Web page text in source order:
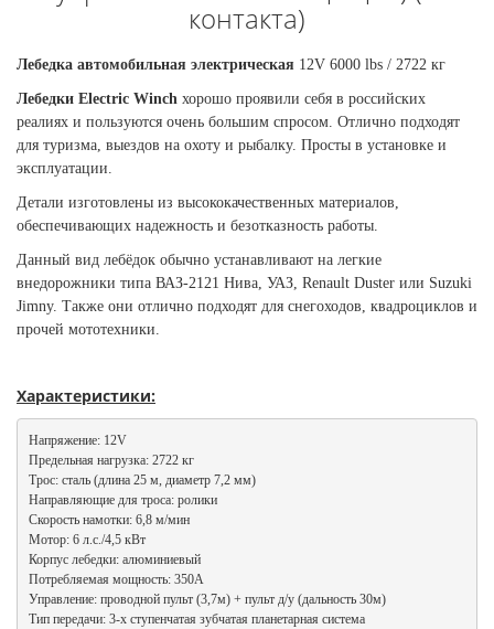
контакта)
Лебедка автомобильная электрическая 12V 6000 lbs / 2722 кг
Лебедки Electric Winch хорошо проявили себя в российских
реалиях и пользуются очень большим спросом. Отлично подходят
для туризма, выездов на охоту и рыбалку. Просты в установке и
эксплуатации.
Детали изготовлены из высококачественных материалов,
обеспечивающих надежность и безотказность работы.
Данный вид лебёдок обычно устанавливают на легкие
внедорожники типа ВАЗ-2121 Нива, УАЗ, Renault Duster или Suzuki
Jimny. Также они отлично подходят для снегоходов, квадроциклов и
прочей мототехники.
Характеристики:
Напряжение: 12V
Предельная нагрузка: 2722 кг
Трос: сталь (длина 25 м, диаметр 7,2 мм)
Направляющие для троса: ролики
Скорость намотки: 6,8 м/мин
Мотор: 6 л.с./4,5 кВт
Корпус лебедки: алюминиевый
Потребляемая мощность: 350А
Управление: проводной пульт (3,7м) + пульт д/у (дальность 30м)
Тип передачи: 3-х ступенчатая зубчатая планетарная система